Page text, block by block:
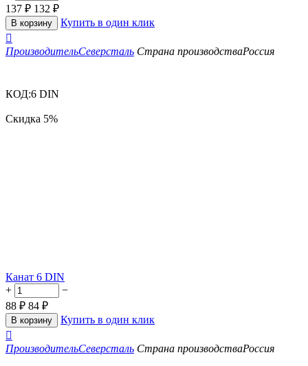
137 ₽ 132 ₽
В корзину
Купить в один клик

ПроизводительСеверсталь Страна производстваРоссия
КОД:6 DIN
Скидка 5%
Канат 6 DIN
+
−
88 ₽ 84 ₽
В корзину
Купить в один клик

ПроизводительСеверсталь Страна производстваРоссия